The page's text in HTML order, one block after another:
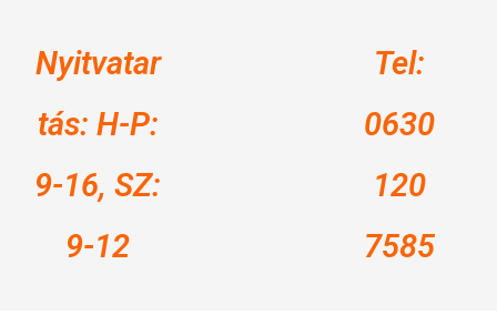
Nyitvatar
tás: H-P:
9-16, SZ:
9-12
Tel:
0630
120
7585